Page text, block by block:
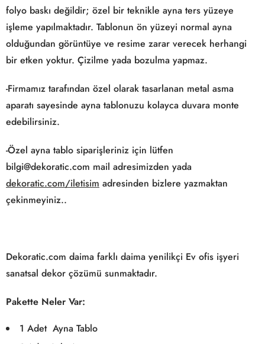
folyo baskı değildir; özel bir teknikle ayna ters yüzeye
işleme yapılmaktadır. Tablonun ön yüzeyi normal ayna
olduğundan görüntüye ve resime zarar verecek herhangi
bir etken yoktur. Çizilme yada bozulma yapmaz.
-Firmamız tarafından özel olarak tasarlanan metal asma
aparatı sayesinde ayna tablonuzu kolayca duvara monte
edebilirsiniz.
-Özel ayna tablo siparişleriniz için lütfen
bilgi@dekoratic.com mail adresimizden yada
dekoratic.com/iletisim adresinden bizlere yazmaktan
çekinmeyiniz..
Dekoratic.com daima farklı daima yenilikçi Ev ofis işyeri
sanatsal dekor çözümü sunmaktadır.
Pakette Neler Var:
1 Adet Ayna Tablo